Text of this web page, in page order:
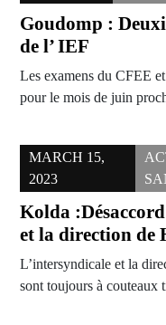
Goudomp :
de l’ IEF
Les examens du CFEE
pour le mois de juin
MARCH 15,
2023
Kolda
et la direction de
L’intersyndicale et la
sont toujours à couteaux